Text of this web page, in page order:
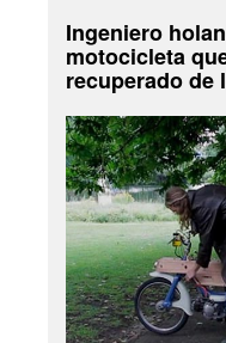
Ingeniero
motocicleta
recuperado de